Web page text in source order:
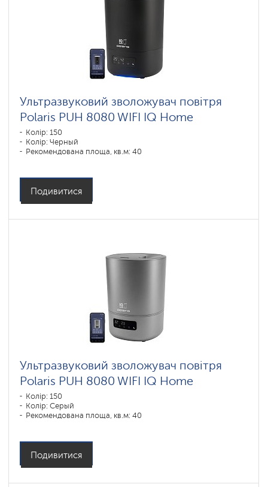
Ультразвуковий зволожувач повітря
Polaris PUH 8080 WIFI IQ Home
Колір: 150
Колір: Черный
Рекомендована площа, кв.м: 40
Подивитися
Ультразвуковий зволожувач повітря
Polaris PUH 8080 WIFI IQ Home
Колір: 150
Колір: Серый
Рекомендована площа, кв.м: 40
Подивитися